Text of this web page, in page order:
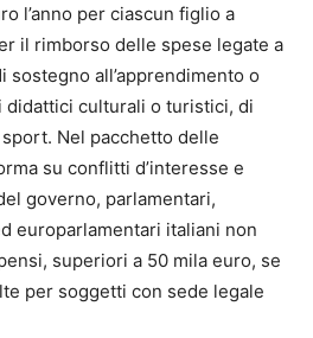
l’anno per ciascun figlio a
il rimborso delle spese legate a
all’apprendimento o
culturali o turistici, di
Nel pacchetto delle
su conflitti d’interesse e
governo, parlamentari,
europarlamentari italiani non
superiori a 50 mila euro, se
per soggetti con sede legale